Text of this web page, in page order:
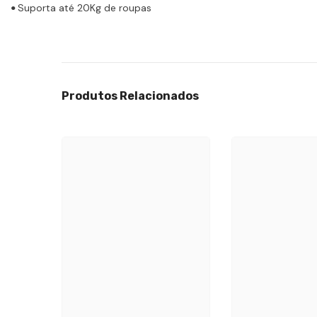
• Suporta até 20Kg de roupas
Produtos Relacionados